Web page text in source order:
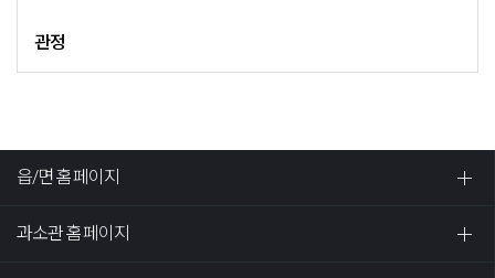
관정
읍/면 홈페이지
과소관 홈페이지